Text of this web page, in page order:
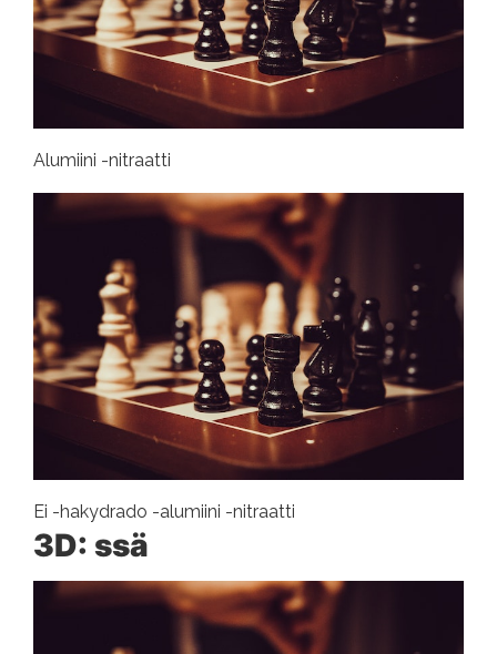
Alumiini -nitraatti
Ei -hakydrado -alumiini -nitraatti
3D: ssä